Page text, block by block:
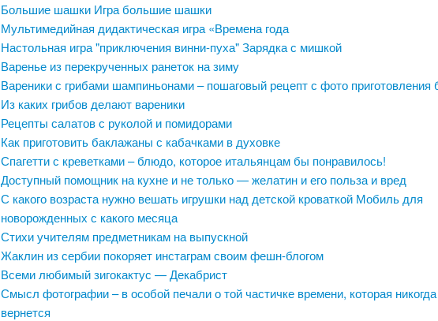
Большие шашки Игра большие шашки
Мультимедийная дидактическая игра «Времена года
Настольная игра "приключения винни-пуха" Зарядка с мишкой
Варенье из перекрученных ранеток на зиму
Вареники с грибами шампиньонами – пошаговый рецепт с фото приготовления
Из каких грибов делают вареники
Рецепты салатов с руколой и помидорами
Как приготовить баклажаны с кабачками в духовке
Спагетти с креветками – блюдо, которое итальянцам бы понравилось!
Доступный помощник на кухне и не только — желатин и его польза и вред
С какого возраста нужно вешать игрушки над детской кроваткой Мобиль для
новорожденных с какого месяца
Стихи учителям предметникам на выпускной
Жаклин из сербии покоряет инстаграм своим фешн-блогом
Всеми любимый зигокактус — Декабрист
Смысл фотографии – в особой печали о той частичке времени, которая
вернется